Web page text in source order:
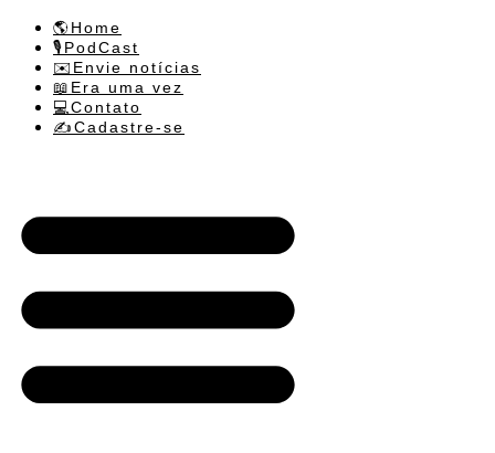
🌎Home
🎙️PodCast
✉️Envie notícias
📖Era uma vez
💻Contato
✍️Cadastre-se